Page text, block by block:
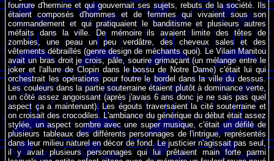
fourrure d'hermine et qui gouvernait ses sujets, rebuts de la société. Ils
étaient composés d'hommes et de femmes qui vivaient sous son
commandement et qui pratiquaient le banditisme et plusieurs autres
méfaits dans la ville. De mémoire ils avaient limite des têtes de
zombies, une peau un peu verdâtre, des cheveux sales et des
vêtements débraillés (genre design de méchants quoi). Le Vilain Manitou
avait un bras droit je crois, pâle, sourire grimaçant (un mélange entre le
joker et l'allure de Clopin dans le bossu de Notre Dame) c'était lui qui
orchestrait les opérations pour foutre le bordel dans la ville du dessus.
Les couleurs dans la partie souterraine étaient plutôt à dominance verte,
un côté assez angoissant (après j'avais 6 ans donc je ne sais pas quel
aspect ça a maintenant). Les égouts traversaient la cité souterraine et
on croisait des crocodiles. L'ambiance du générique du début était assez
stylée, un aspect sombre avec une super musique, c'était un défilé de
plusieurs tableaux des différents personnages de l'intrigue, représentés
dans leur milieu naturel en décor de fond. Le justicier n'agissait pas seul,
il y avait plusieurs personnages qui lui prêtaient main forte parmi